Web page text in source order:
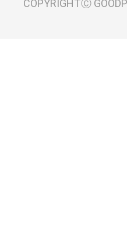
COPYRIGHTⒸ